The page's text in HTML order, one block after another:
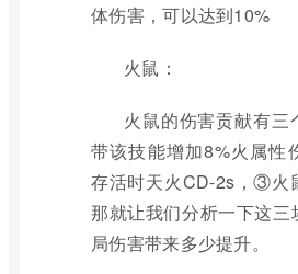
体伤害，可以达到10%
火鼠：
火鼠的伤害贡献有
带该技能增加8%火属
存活时天火CD-2s，③火
那就让我们分析一下这三
局伤害带来多少提升。